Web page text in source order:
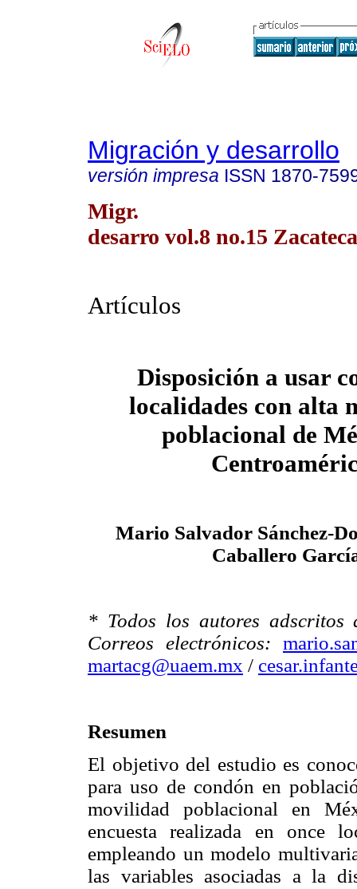
Migración y desarrollo
versión impresa ISSN 1870-
Migr.
desarro vol.8 no.15
Artículos
Disposición a usar
localidades con alta
poblacional de
Mario Salvador Sánchez-
Caballero
* Todos los autores
Correos electrónicos:
martacg@uaem.mx /
Resumen
El objetivo del estudio es
para uso de condón en
movilidad poblacional en
encuesta realizada en once
empleando un modelo
las variables asociadas a la